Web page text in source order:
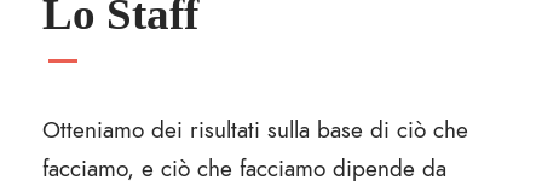
Lo Staff
Otteniamo dei risultati sulla base di ciò che
facciamo, e ciò che facciamo dipende da